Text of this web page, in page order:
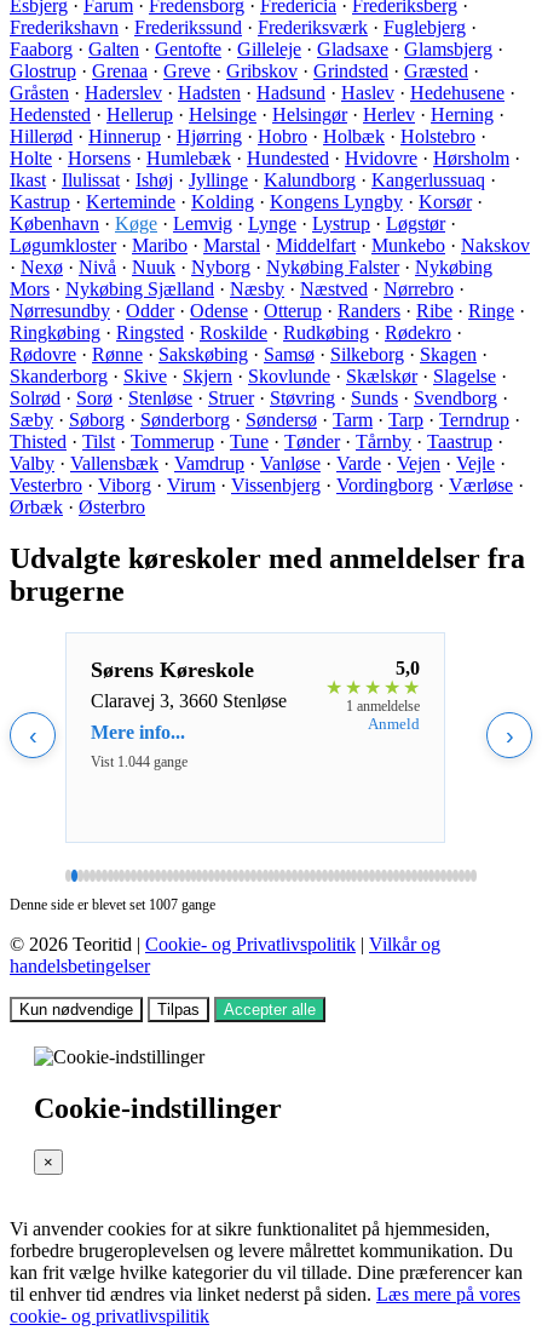
Esbjerg · Farum · Fredensborg · Fredericia · Frederiksberg ·
Frederikshavn · Frederikssund · Frederiksværk · Fuglebjerg ·
Faaborg · Galten · Gentofte · Gilleleje · Gladsaxe · Glamsbjerg ·
Glostrup · Grenaa · Greve · Gribskov · Grindsted · Græsted ·
Gråsten · Haderslev · Hadsten · Hadsund · Haslev · Hedehusene ·
Hedensted · Hellerup · Helsinge · Helsingør· Herlev · Herning ·
Hillerød · Hinnerup · Hjørring · Hobro · Holbæk · Holstebro ·
Holte · Horsens · Humlebæk · Hundested · Hvidovre · Hørsholm ·
Ikast · Ilulissat · Ishøj · Jyllinge · Kalundborg · Kangerlussuaq ·
Kastrup · Kerteminde · Kolding · Kongens Lyngby · Korsør·
København · Køge · Lemvig · Lynge · Lystrup · Løgstør·
Løgumkloster· Maribo · Marstal · Middelfart · Munkebo · Nakskov
· Nexø · Nivå · Nuuk · Nyborg · Nykøbing Falster· Nykøbing
Mors · Nykøbing Sjælland · Næsby · Næstved · Nørrebro ·
Nørresundby · Odder· Odense · Otterup · Randers · Ribe · Ringe ·
Ringkøbing · Ringsted · Roskilde · Rudkøbing · Rødekro ·
Rødovre · Rønne · Sakskøbing · Samsø · Silkeborg · Skagen ·
Skanderborg · Skive · Skjern · Skovlunde · Skælskør· Slagelse ·
Solrød · Sorø · Stenløse · Struer· Støvring · Sunds · Svendborg ·
Sæby · Søborg · Sønderborg · Søndersø · Tarm · Tarp · Terndrup ·
Thisted · Tilst · Tommerup · Tune · Tønder· Tårnby · Taastrup ·
Valby · Vallensbæk · Vamdrup · Vanløse · Varde · Vejen · Vejle ·
Vesterbro · Viborg · Virum · Vissenbjerg · Vordingborg · Værløse ·
Ørbæk · Østerbro
Udvalgte køreskoler med anmeldelser fra
brugerne
‹
Sørens Køreskole
Claravej 3, 3660 Stenløse
Mere info...
Vist 1.044 gange
5,0
★ ★ ★ ★ ★
1 anmeldelse
Anmeld ›
Denne side er blevet set 1007 gange
© 2026 Teoritid | Cookie- og Privatlivspolitik | Vilkår og
handelsbetingelser
Kun nødvendige Tilpas Accepter alle
Cookie-indstillinger
×
Vi anvender cookies for at sikre funktionalitet på hjemmesiden,
forbedre brugeroplevelsen og levere målrettet kommunikation. Du
kan frit vælge hvilke kategorier du vil tillade. Dine præferencer kan
til enhver tid ændres via linket nederst på siden. Læs mere på vores
cookie- og privatlivspilitik